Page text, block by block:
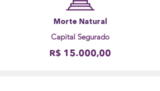
Morte Natural
Capital Segurado
R$ 15.000,00